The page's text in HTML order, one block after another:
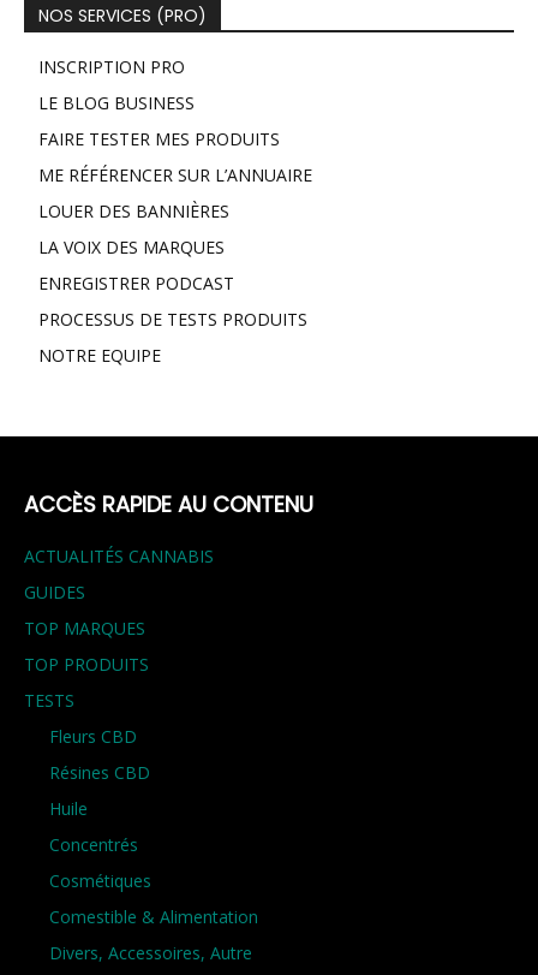
NOS SERVICES (PRO)
INSCRIPTION PRO
LE BLOG BUSINESS
FAIRE TESTER MES PRODUITS
ME RÉFÉRENCER SUR L’ANNUAIRE
LOUER DES BANNIÈRES
LA VOIX DES MARQUES
ENREGISTRER PODCAST
PROCESSUS DE TESTS PRODUITS
NOTRE EQUIPE
ACCÈS RAPIDE AU CONTENU
ACTUALITÉS CANNABIS
GUIDES
TOP MARQUES
TOP PRODUITS
TESTS
Fleurs CBD
Résines CBD
Huile
Concentrés
Cosmétiques
Comestible & Alimentation
Divers, Accessoires, Autre